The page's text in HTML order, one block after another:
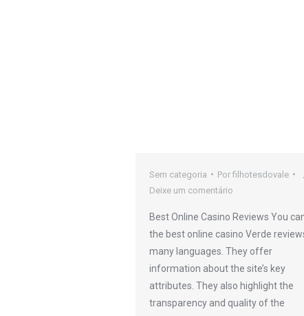
Sem categoria Por filhotesdovale
Deixe um comentário
Best Online Casino Reviews You
the best online casino Verde
many languages. They offer
information about the site’s key
attributes. They also highlight the
transparency and quality of the